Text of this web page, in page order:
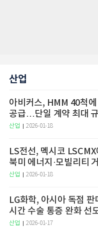
산업
아비커스, HMM 40척
공급…단일 계약 최대
산업 2026-01-18
LS전선, 멕시코
북미 에너지·모빌리티
산업 2026-01-18
LG화학, 아시아 독점 판
시간 수술 통증 완화 선
산업 2026-01-17